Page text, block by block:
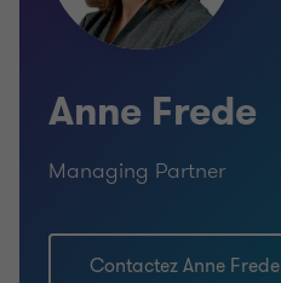
Anne Frede
Managing Partner
Contactez Anne Frede